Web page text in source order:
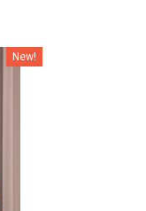
New!